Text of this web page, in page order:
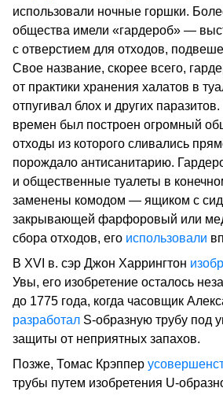
использовали ночные горшки.
общества имели «гардероб» —
с отверстием для отходов,
Свое название, скорее всего,
от практики хранения халатов в
отпугивал блох и других
времен был построен огромный
отходы из которого сливались
порождало антисанитарию.
и общественные туалеты в
заменены комодом — ящиком с
закрывающей фарфоровый или
сбора отходов, его использовали
В ХVI в. сэр Джон Харрингтон
Увы, его изобретение осталось
до 1775 года, когда часовщик
разработал S-образную трубу под
защиты от неприятных запахов.
Позже, Томас Крэппер
трубы путем изобретения U-